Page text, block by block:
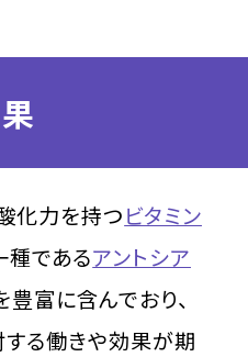
化力を持つビタミン
種であるアントシア
豊富に含んでおり、
る働きや効果が期